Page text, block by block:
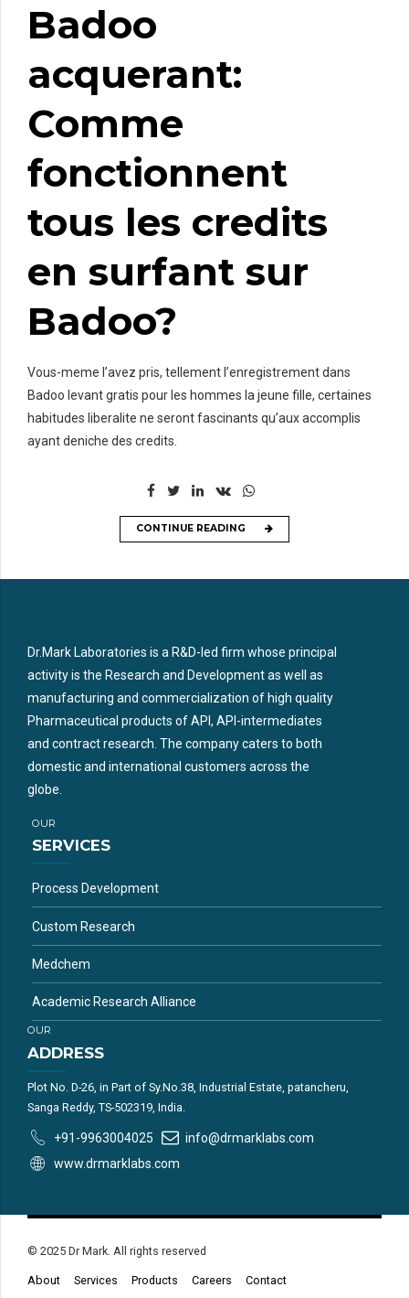
Badoo
acquerant:
Comme
fonctionnent
tous les credits
en surfant sur
Badoo?
Vous-meme l’avez pris, tellement l’enregistrement dans
Badoo levant gratis pour les hommes la jeune fille, certaines
habitudes liberalite ne seront fascinants qu’aux accomplis
ayant deniche des credits.
CONTINUE READING
Dr.Mark Laboratories is a R&D-led firm whose principal
activity is the Research and Development as well as
manufacturing and commercialization of high quality
Pharmaceutical products of API, API-intermediates
and contract research. The company caters to both
domestic and international customers across the
globe.
OUR
SERVICES
Process Development
Custom Research
Medchem
Academic Research Alliance
OUR
ADDRESS
Plot No. D-26, in Part of Sy.No.38, Industrial Estate, patancheru,
Sanga Reddy, TS-502319, India.
+91-9963004025
info@drmarklabs.com
www.drmarklabs.com
© 2025 Dr Mark. All rights reserved
About Services Products Careers Contact